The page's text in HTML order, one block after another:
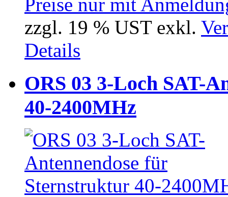
zzgl. 19 % UST exkl.
Details
ORS 03 3-Loch SAT-
40-2400MHz